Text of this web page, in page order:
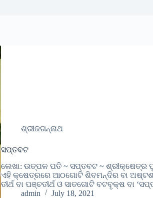
ଶ୍ରୀଜଗନ୍ନାଥ
ସପ୍ତବଟ
ଲେଖା: ଉତ୍ପଳ ପତି ~ ସପ୍ତବଟ ~ ଶ୍ରୀକ୍ଷେତ୍ର
ଏହି କ୍ଷେତ୍ରରେ ଆଠଗୋଟି ଶିବମନ୍ଦିର ବା
ତୀର୍ଥ ବା ପଞ୍ଚତୀର୍ଥ ଓ ସାତଗୋଟି ବଟବୃକ୍ଷ ବା
admin
July 18, 2021